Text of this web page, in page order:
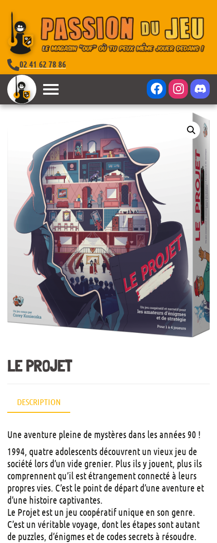
02 41 62 78 86
LE PROJET
DESCRIPTION
Une aventure pleine de mystères dans les années 90 !
1994, quatre adolescents découvrent un vieux jeu de
société lors d’un vide grenier. Plus ils y jouent, plus ils
comprennent qu’il est étrangement connecté à leurs
propres vies. C’est le point de départ d’une aventure et
d’une histoire captivantes.
Le Projet est un jeu coopératif unique en son genre.
C’est un véritable voyage, dont les étapes sont autant
de puzzles, d’énigmes et de codes secrets à résoudre.